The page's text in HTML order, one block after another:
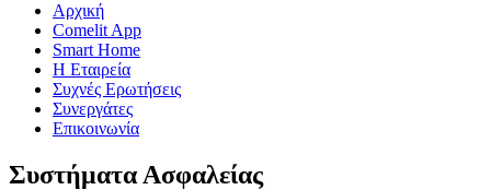
Αρχική
Comelit App
Smart Home
Η Εταιρεία
Συχνές Ερωτήσεις
Συνεργάτες
Επικοινωνία
Συστήματα Ασφαλείας